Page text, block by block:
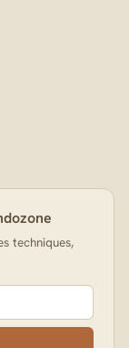
techniques,